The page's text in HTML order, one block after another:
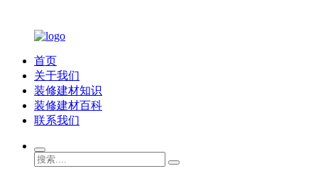
首页
关于我们
装修建材知识
装修建材百科
联系我们